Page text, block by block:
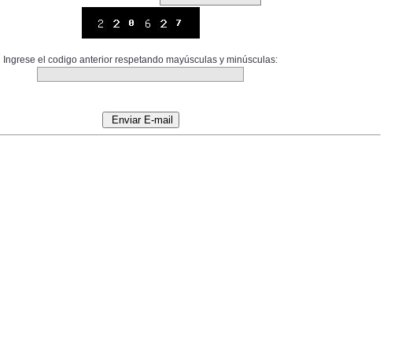
Ingrese el codigo anterior respetando mayúsculas y minúsculas: